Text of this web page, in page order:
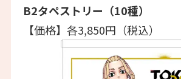
B2タペストリー（10種）
【価格】各3,850円（税込）